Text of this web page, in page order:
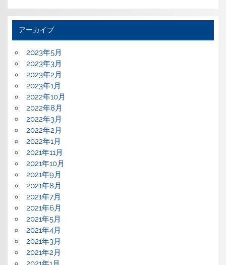
アーカイブ
2023年5月
2023年3月
2023年2月
2023年1月
2022年10月
2022年8月
2022年3月
2022年2月
2022年1月
2021年11月
2021年10月
2021年9月
2021年8月
2021年7月
2021年6月
2021年5月
2021年4月
2021年3月
2021年2月